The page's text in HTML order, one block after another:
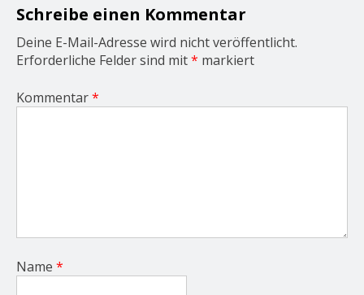
o
n
Schreibe einen Kommentar
Deine E-Mail-Adresse wird nicht veröffentlicht.
Erforderliche Felder sind mit* markiert
Kommentar*
Name *